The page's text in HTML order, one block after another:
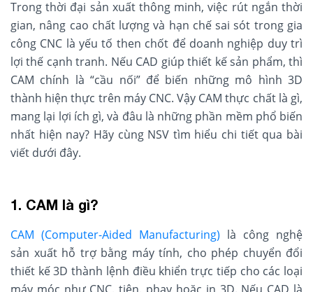
3.5. Kết nối liền mạch với chuỗi sản xuất số
hóa
4. Ứng dụng của CAM trong gia công hiện đại
4.1. Ngành cơ khí – chế tạo máy
4.2. Ngành khuôn mẫu và nhựa
4.3. Ngành ô tô – hàng không
4.4. Ngành y tế và thiết bị chính xác
4.5. Công nghiệp điện tử và sản xuất tiêu
dùng
Trong thời đại sản xuất thông minh, việc rút ngắn thời
gian, nâng cao chất lượng và hạn chế sai sót trong gia
công CNC là yếu tố then chốt để doanh nghiệp duy trì
lợi thế cạnh tranh. Nếu CAD giúp thiết kế sản phẩm, thì
CAM chính là “cầu nối” để biến những mô hình 3D
thành hiện thực trên máy CNC. Vậy CAM thực chất là gì,
mang lại lợi ích gì, và đâu là những phần mềm phổ biến
nhất hiện nay? Hãy cùng NSV tìm hiểu chi tiết qua bài
viết dưới đây.
1. CAM là gì?
CAM (Computer-Aided Manufacturing) là công nghệ
sản xuất hỗ trợ bằng máy tính, cho phép chuyển đổi
thiết kế 3D thành lệnh điều khiển trực tiếp cho các loại